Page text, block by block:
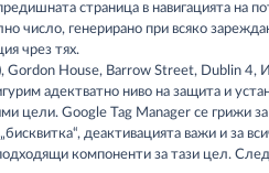
страница в навигацията на
число, генерирано при всяко
чрез тях.
Gordon House, Barrow Street, Dublin
адектватно ниво на защита и
цели. Google Tag Manager се грижи
деактивацията важи и за
компоненти за тази цел.